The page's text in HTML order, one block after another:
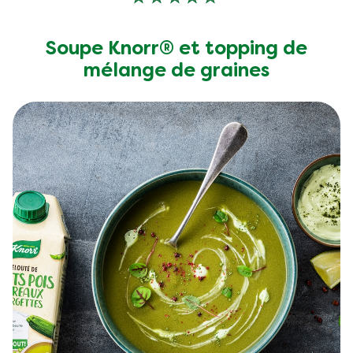
Aucune
soumise
pour
recipe
Soupe Knorr® et topping de
mélange de graines